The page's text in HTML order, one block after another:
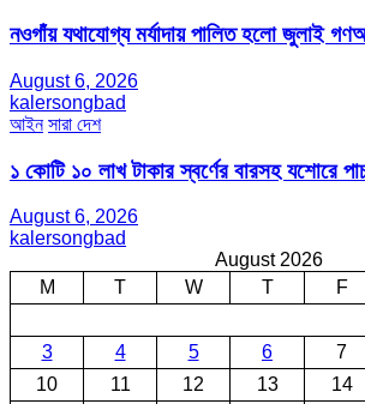
নওগাঁয় যথাযোগ্য মর্যাদায় পালিত হলো জুলাই
August 6, 2026
kalersongbad
আইন সারা দেশ
১ কোটি ১০ লাখ টাকার স্বর্ণের বারসহ যশোরে
August 6, 2026
kalersongbad
August 2026
M
T W T F
3
4 5 6 7
10
11 12 13 14